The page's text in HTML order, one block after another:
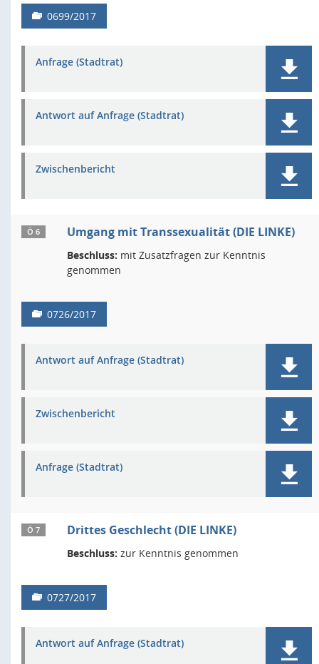
0699/2017
Anfrage (Stadtrat)
Antwort auf Anfrage (Stadtrat)
Zwischenbericht
Ö 6 Umgang mit Transsexualität (DIE LINKE)
Beschluss: mit Zusatzfragen zur Kenntnis
genommen
0726/2017
Antwort auf Anfrage (Stadtrat)
Zwischenbericht
Anfrage (Stadtrat)
Ö 7 Drittes Geschlecht (DIE LINKE)
Beschluss: zur Kenntnis genommen
0727/2017
Antwort auf Anfrage (Stadtrat)